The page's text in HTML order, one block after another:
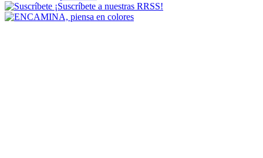
¡Suscríbete a nuestras RRSS!